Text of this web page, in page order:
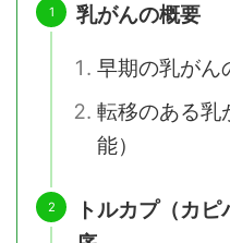
乳がんの概要
早期の乳がん
転移のある乳
能）
トルカプ（カ